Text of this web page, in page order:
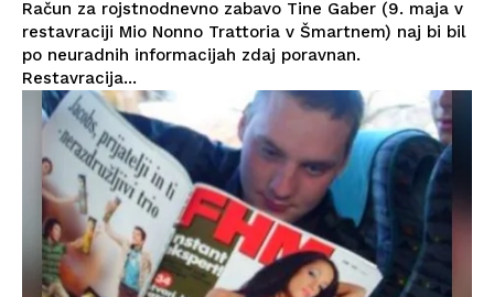
Račun za rojstnodnevno zabavo Tine Gaber (9. maja v
restavraciji Mio Nonno Trattoria v Šmartnem) naj bi bil
po neuradnih informacijah zdaj poravnan.
Restavracija...